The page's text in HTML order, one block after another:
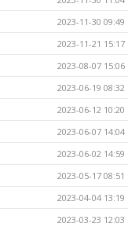
2023-11-30 09:49
2023-11-21 15:17
2023-08-07 15:06
2023-06-19 08:32
2023-06-12 10:20
2023-06-07 14:04
2023-06-02 14:59
2023-05-17 08:51
2023-04-04 13:19
2023-03-23 12:03